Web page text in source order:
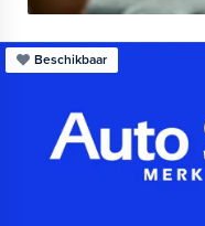
Beschikbaar